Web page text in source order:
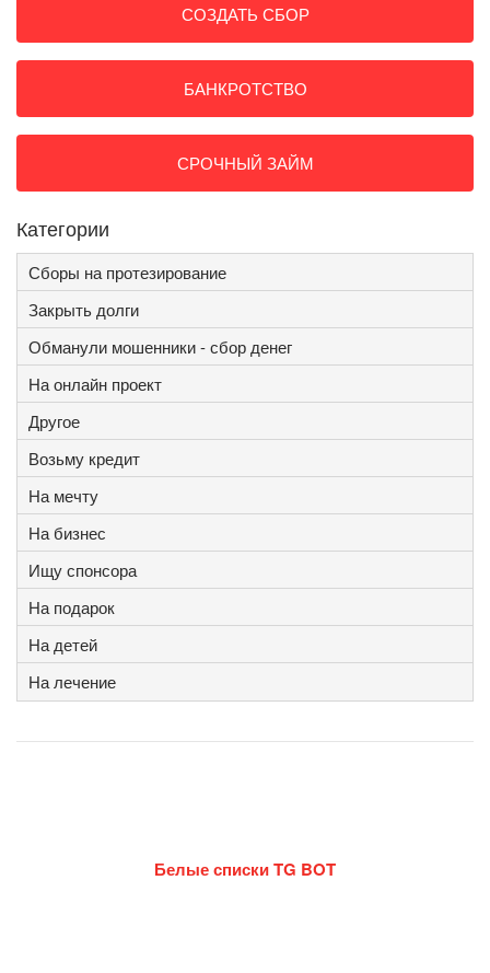
СОЗДАТЬ СБОР
БАНКРОТСТВО
СРОЧНЫЙ ЗАЙМ
Категории
Сборы на протезирование
Закрыть долги
Обманули мошенники - сбор денег
На онлайн проект
Другое
Возьму кредит
На мечту
На бизнес
Ищу спонсора
На подарок
На детей
На лечение
Белые списки TG BOT